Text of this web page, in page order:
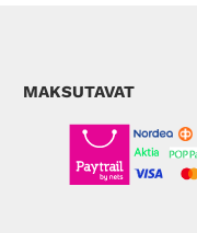
MAKSUTAVAT